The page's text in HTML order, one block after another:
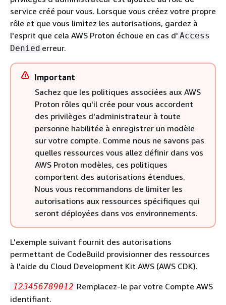
service créé pour vous. Lorsque vous créez votre propre
rôle et que vous limitez les autorisations, gardez à
l'esprit que cela AWS Proton échoue en cas d' Access
Denied erreur.
Important
Sachez que les politiques associées aux AWS
Proton rôles qu'il crée pour vous accordent
des privilèges d'administrateur à toute
personne habilitée à enregistrer un modèle
sur votre compte. Comme nous ne savons pas
quelles ressources vous allez définir dans vos
AWS Proton modèles, ces politiques
comportent des autorisations étendues.
Nous vous recommandons de limiter les
autorisations aux ressources spécifiques qui
seront déployées dans vos environnements.
L'exemple suivant fournit des autorisations
permettant de CodeBuild provisionner des ressources
à l'aide du Cloud Development Kit AWS (AWS CDK).
123456789012 Remplacez-le par votre Compte AWS
identifiant.